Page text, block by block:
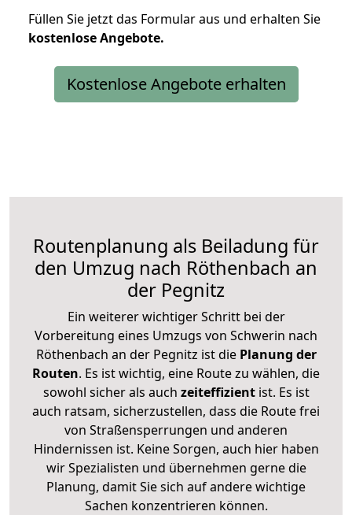
Füllen Sie jetzt das Formular aus und erhalten Sie
kostenloseAngebote.
Kostenlose Angebote erhalten
Routenplanung als Beiladung für
den Umzug nach Röthenbach an
der Pegnitz
Ein weiterer wichtiger Schritt bei der
Vorbereitung eines Umzugs von Schwerin nach
Röthenbach an der Pegnitz ist diePlanung der
Routen. Es ist wichtig, eine Route zu wählen, die
sowohl sicher als auch zeiteffizientist. Es ist
auch ratsam, sicherzustellen, dass die Route frei
von Straßensperrungen und anderen
Hindernissen ist. Keine Sorgen, auch hier haben
wir Spezialisten und übernehmen gerne die
Planung, damit Sie sich auf andere wichtige
Sachen konzentrieren können.